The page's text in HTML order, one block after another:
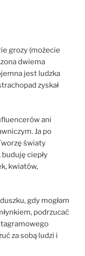
grozy (możecie
dwiema
jest ludzka
zyskał
ani
Ja po
światy
ciepły
kwiatów,
gdy mogłam
podrzucać
za sobą ludzi i